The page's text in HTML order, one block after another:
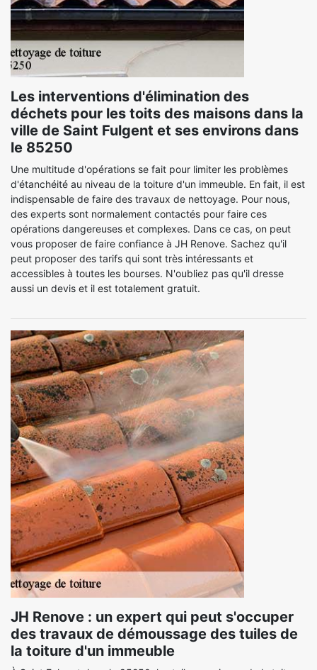
Les interventions d'élimination des
déchets pour les toits des maisons dans la
ville de Saint Fulgent et ses environs dans
le 85250
Une multitude d'opérations se fait pour limiter les problèmes
d'étanchéité au niveau de la toiture d'un immeuble. En fait, il est
indispensable de faire des travaux de nettoyage. Pour nous,
des experts sont normalement contactés pour faire ces
opérations dangereuses et complexes. Dans ce cas, on peut
vous proposer de faire confiance à JH Renove. Sachez qu'il
peut proposer des tarifs qui sont très intéressants et
accessibles à toutes les bourses. N'oubliez pas qu'il dresse
aussi un devis et il est totalement gratuit.
JH Renove : un expert qui peut s'occuper
des travaux de démoussage des tuiles de
la toiture d'un immeuble